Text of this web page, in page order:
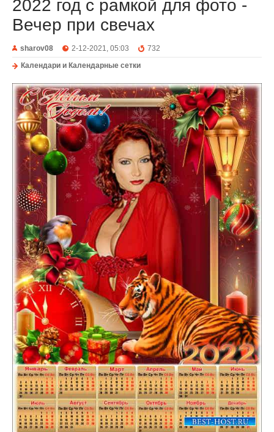
2022 год с рамкой для фото -
Вечер при свечах
sharov08 2-12-2021, 05:03
732
Календари и Календарные сетки